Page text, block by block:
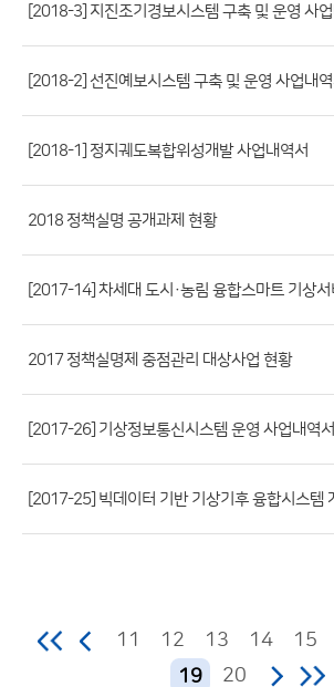
등
부
서,
첨
록
일,
조
[2018-3] 지진조기경보시스템 구축 및 운영 사
[2018-2] 선진예보시스템 구축 및 운영 사업내역
[2018-1] 정지궤도복합위성개발 사업내역서
2018 정책실명 공개과제 현황
[2017-14] 차세대 도시·농림 융합스마트 기상
2017 정책실명제 중점관리 대상사업 현황
[2017-26] 기상정보통신시스템 운영 사업내역서
[2017-25] 빅데이터 기반 기상기후 융합시스템
11 12 13 14 15
19
20